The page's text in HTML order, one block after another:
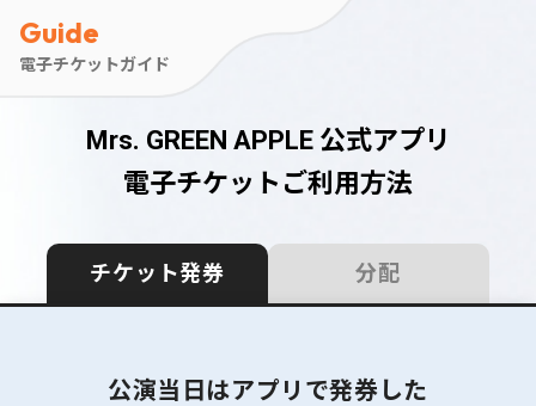
Guide
電子チケットガイド
Mrs. GREEN APPLE 公式アプリ
電子チケットご利用方法
チケット発券
公演当日はアプリで発券した
分配